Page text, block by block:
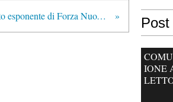
Verona. Pestato esponente di Forza Nuova. Arrestati due militanti di estrema sinistra.
IONE